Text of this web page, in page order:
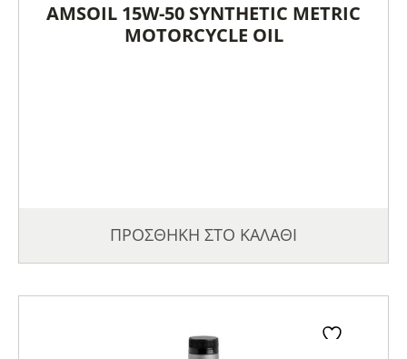
AMSOIL 15W-50 SYNTHETIC METRIC
MOTORCYCLE OIL
ΠΡΟΣΘΗΚΗ ΣΤΟ ΚΑΛΑΘΙ